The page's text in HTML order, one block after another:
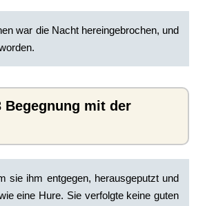
war die Nacht hereingebrochen, und
Begegnung mit der
sie ihm entgegen, herausgeputzt und
eine Hure. Sie verfolgte keine guten